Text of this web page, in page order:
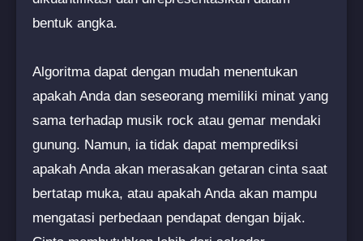
bentuk angka.
Algoritma dapat dengan mudah menentukan
apakah Anda dan seseorang memiliki minat yang
sama terhadap musik rock atau gemar mendaki
gunung. Namun, ia tidak dapat memprediksi
apakah Anda akan merasakan getaran cinta saat
bertatap muka, atau apakah Anda akan mampu
mengatasi perbedaan pendapat dengan bijak.